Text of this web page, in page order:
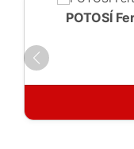
POTOSÍ